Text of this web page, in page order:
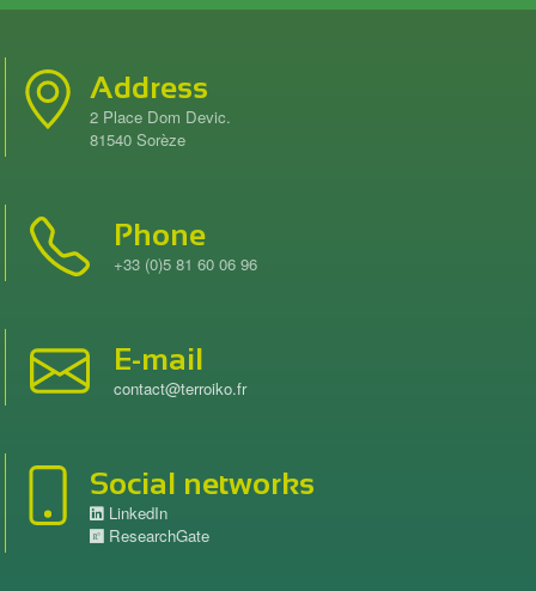
Address
2 Place Dom Devic.
81540 Sorèze
Phone
+33 (0)5 81 60 06 96
E-mail
contact@terroiko.fr
Social networks
LinkedIn
ResearchGate